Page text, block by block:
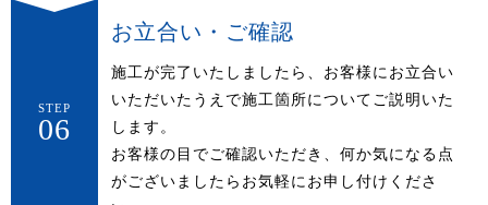
STEP
06
お立合い・ご確認
施工が完了いたしましたら、お客様にお立合い
いただいたうえで施工箇所についてご説明いた
します。
お客様の目でご確認いただき、何か気になる点
がございましたらお気軽にお申し付けくださ